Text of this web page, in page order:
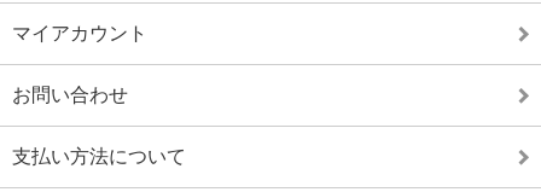
マイアカウント
お問い合わせ
支払い方法について